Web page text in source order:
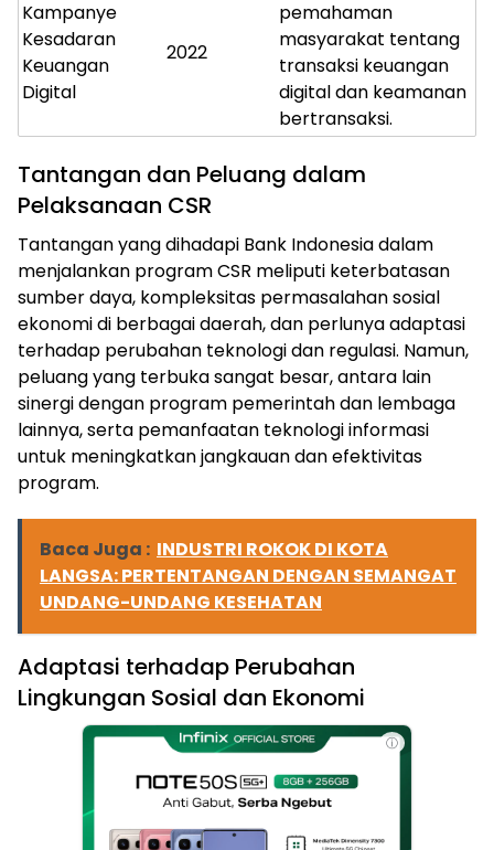
Kampanye
Kesadaran
Keuangan
Digital
2022
pemahaman
masyarakat tentang
transaksi keuangan
digital dan keamanan
bertransaksi.
Tantangan dan Peluang dalam
Pelaksanaan CSR
Tantangan yang dihadapi Bank Indonesia dalam
menjalankan program CSR meliputi keterbatasan
sumber daya, kompleksitas permasalahan sosial
ekonomi di berbagai daerah, dan perlunya adaptasi
terhadap perubahan teknologi dan regulasi. Namun,
peluang yang terbuka sangat besar, antara lain
sinergi dengan program pemerintah dan lembaga
lainnya, serta pemanfaatan teknologi informasi
untuk meningkatkan jangkauan dan efektivitas
program.
Baca Juga : INDUSTRI ROKOK DI KOTA
LANGSA: PERTENTANGAN DENGAN SEMANGAT
UNDANG-UNDANG KESEHATAN
Adaptasi terhadap Perubahan
Lingkungan Sosial dan Ekonomi
ⓘ